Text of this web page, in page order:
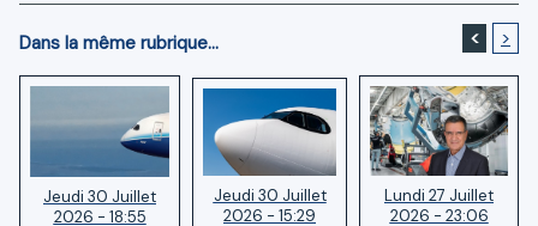
Dans la même rubrique... < >
Jeudi 30 Juillet
2026 - 18:55
Jeudi 30 Juillet
2026 - 15:29
Lundi 27 Juillet
2026 - 23:06